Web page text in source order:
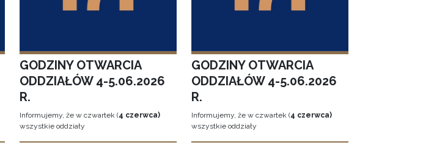
GODZINY OTWARCIA
ODDZIAŁÓW 4-5.06.2026
R.
Informujemy, że w czwartek (4 czerwca)
wszystkie oddziały
GODZINY OTWARCIA
ODDZIAŁÓW 4-5.06.2026
R.
Informujemy, że w czwartek (4 czerwca)
wszystkie oddziały